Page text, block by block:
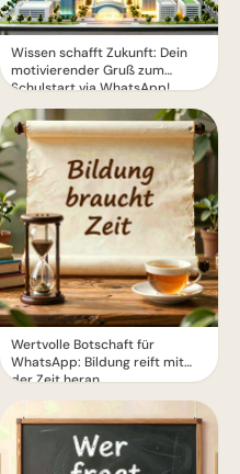
Wissen schafft Zukunft: Dein
motivierender Gruß zum
Schulstart via WhatsApp!
Wertvolle Botschaft für
WhatsApp: Bildung reift mit
der Zeit heran